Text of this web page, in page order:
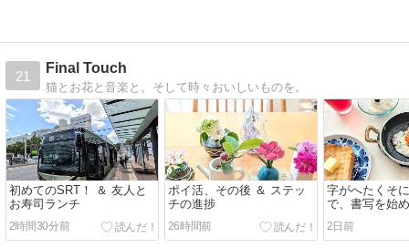
21
Final Touch
猫とお花と音楽と。そして時々おいしいものを。
初めてのSRT！ ＆ 友人と
お寿司ランチ
2時間30分前
ポイ活、その後 ＆ ステッ
チの進捗
26時間前
字がへたくそ
で、書写を始
2日前